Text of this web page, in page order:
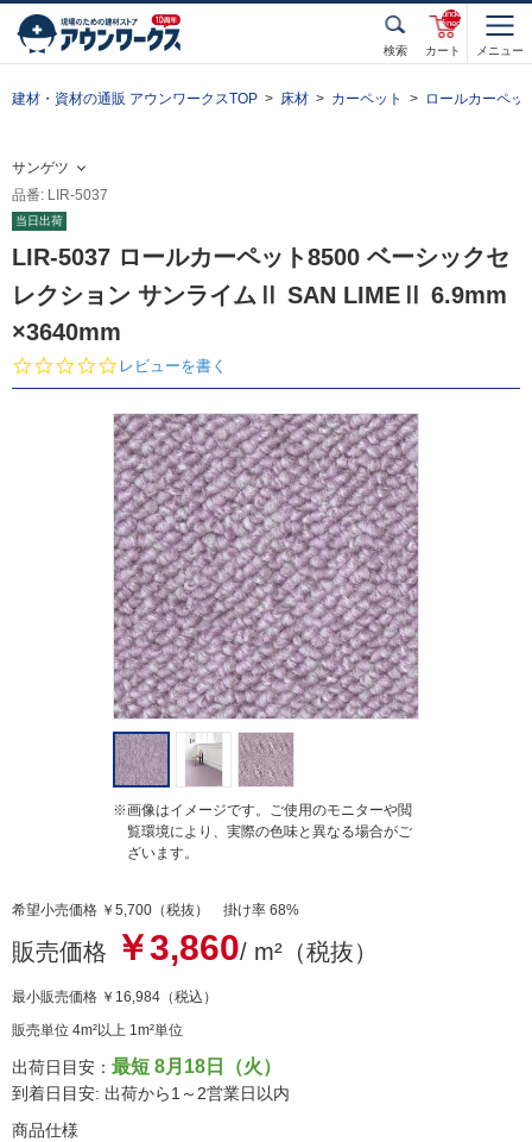
検索 カート
unde
fined
メニュー
建材・資材の通販 アウンワークスTOP 床材 カーペット ロールカーペッ
サンゲツ
品番: LIR-5037
当日出荷
LIR-5037 ロールカーペット8500 ベーシックセ
レクション サンライムⅡ SAN LIMEⅡ 6.9mm
×3640mm
0.
0
t
a
r
r
a
t
i
n
g
レビューを書く
※画像はイメージです。ご使用のモニターや閲
覧環境により、実際の色味と異なる場合がご
ざいます。
希望小売価格 ￥5,700（税抜） 掛け率 68%
販売価格 ￥3,860/ m²（税抜）
最小販売価格 ￥16,984 （税込）
販売単位 4m²以上 1m²単位
出荷日目安： 最短 8月18日（火）
到着日目安: 出荷から1～2営業日以内
商品仕様